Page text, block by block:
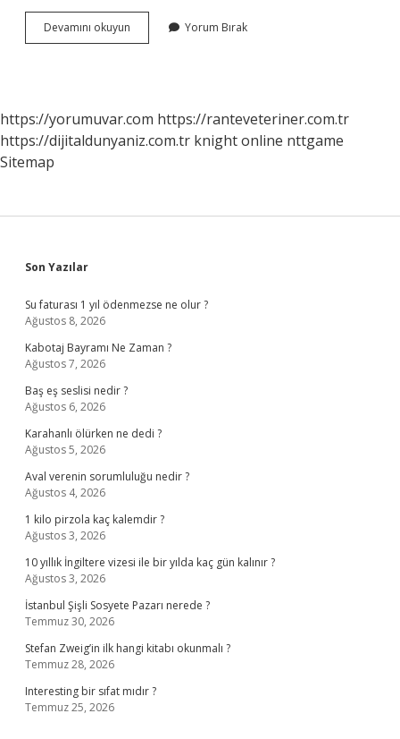
Devamını okuyun
Silinir
Yorum Bırak
https://yorumuvar.com https://ranteveteriner.com.tr
https://dijitaldunyaniz.com.tr knight online nttgame
Sitemap
Sidebar
Son Yazılar
Su faturası 1 yıl ödenmezse ne olur ?
Ağustos 8, 2026
Kabotaj Bayramı Ne Zaman ?
Ağustos 7, 2026
Baş eş seslisi nedir ?
Ağustos 6, 2026
Karahanlı ölürken ne dedi ?
Ağustos 5, 2026
Aval verenin sorumluluğu nedir ?
Ağustos 4, 2026
1 kilo pirzola kaç kalemdir ?
Ağustos 3, 2026
10 yıllık İngiltere vizesi ile bir yılda kaç gün kalınır ?
Ağustos 3, 2026
İstanbul Şişli Sosyete Pazarı nerede ?
Temmuz 30, 2026
Stefan Zweig’in ilk hangi kitabı okunmalı ?
Temmuz 28, 2026
Interesting bir sıfat mıdır ?
Temmuz 25, 2026